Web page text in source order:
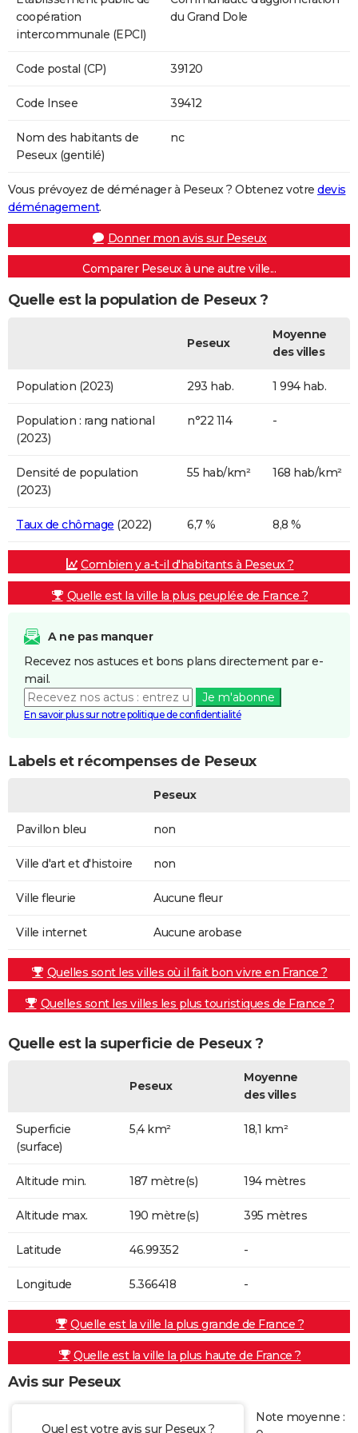
coopération
intercommunale (EPCI)
du Grand Dole
Code postal (CP) 39120
Code Insee 39412
Nom des habitants de
Peseux (gentilé)
nc
Vous prévoyez de déménager à Peseux ? Obtenez votre devis
déménagement.
Donner mon avis sur Peseux
Comparer Peseux à une autre ville...
Quelle est la population de Peseux ?
Peseux
Moyenne
des villes
Population (2023) 293 hab. 1 994 hab.
Population : rang national
(2023)
n°22 114 -
Densité de population
(2023)
55 hab/km² 168 hab/km²
Taux de chômage (2022) 6,7 % 8,8 %
Combien y a-t-il d'habitants à Peseux ?
Quelle est la ville la plus peuplée de France ?
A ne pas manquer
Recevez nos astuces et bons plans directement par e-
mail.
Je m'abonne
En savoir plus sur notre politique de confidentialité
Labels et récompenses de Peseux
Peseux
Pavillon bleu non
Ville d'art et d'histoire non
Ville fleurie Aucune fleur
Ville internet Aucune arobase
Quelles sont les villes où il fait bon vivre en France ?
Quelles sont les villes les plus touristiques de France ?
Quelle est la superficie de Peseux ?
Peseux
Moyenne
des villes
Superficie
(surface)
5,4 km² 18,1 km²
Altitude min. 187 mètre(s) 194 mètres
Altitude max. 190 mètre(s) 395 mètres
Latitude 46.99352 -
Longitude 5.366418 -
Quelle est la ville la plus grande de France ?
Quelle est la ville la plus haute de France ?
Avis sur Peseux
Quel est votre avis sur Peseux ?
Note moyenne :